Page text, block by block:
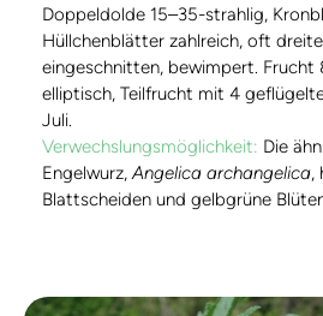
Doppeldolde 15–35-strahlig,
Hüllchenblätter zahlreich, oft
eingeschnitten, bewimpert. Frucht
elliptisch, Teilfrucht mit 4
Juli.
Verwechslungsmöglichkeit: Die
Engelwurz,Angelica archangelica,
Blattscheiden und gelbgrüne